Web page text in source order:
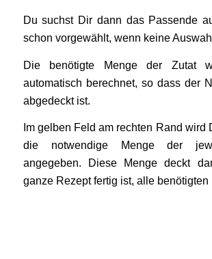
Du suchst Dir dann das Passende
schon vorgewählt, wenn keine
Die benötigte Menge der Zutat
automatisch berechnet, so dass der
abgedeckt ist.
Im gelben Feld am rechten Rand wird
die notwendige Menge der
angegeben. Diese Menge deckt
ganze Rezept fertig ist, alle benötigten